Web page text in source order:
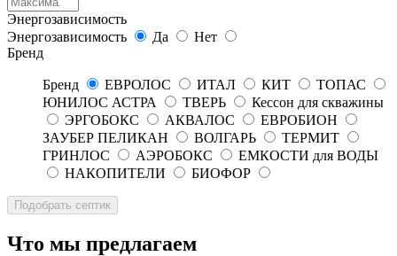
Энергозависимость
Энергозависимость
Да
Нет
Бренд
Бренд ЕВРОЛОС ИТАЛ КИТ
ТОПАС
ЮНИЛОС АСТРА
ТВЕРЬ
Кессон для скважины
ЭРГОБОКС
АКВАЛОС
ЕВРОБИОН
ЗАУБЕР ПЕЛИКАН
ВОЛГАРЬ
ТЕРМИТ
ГРИНЛОС
АЭРОБОКС
ЕМКОСТИ для ВОДЫ
НАКОПИТЕЛИ
БИОФОР
Что мы предлагаем